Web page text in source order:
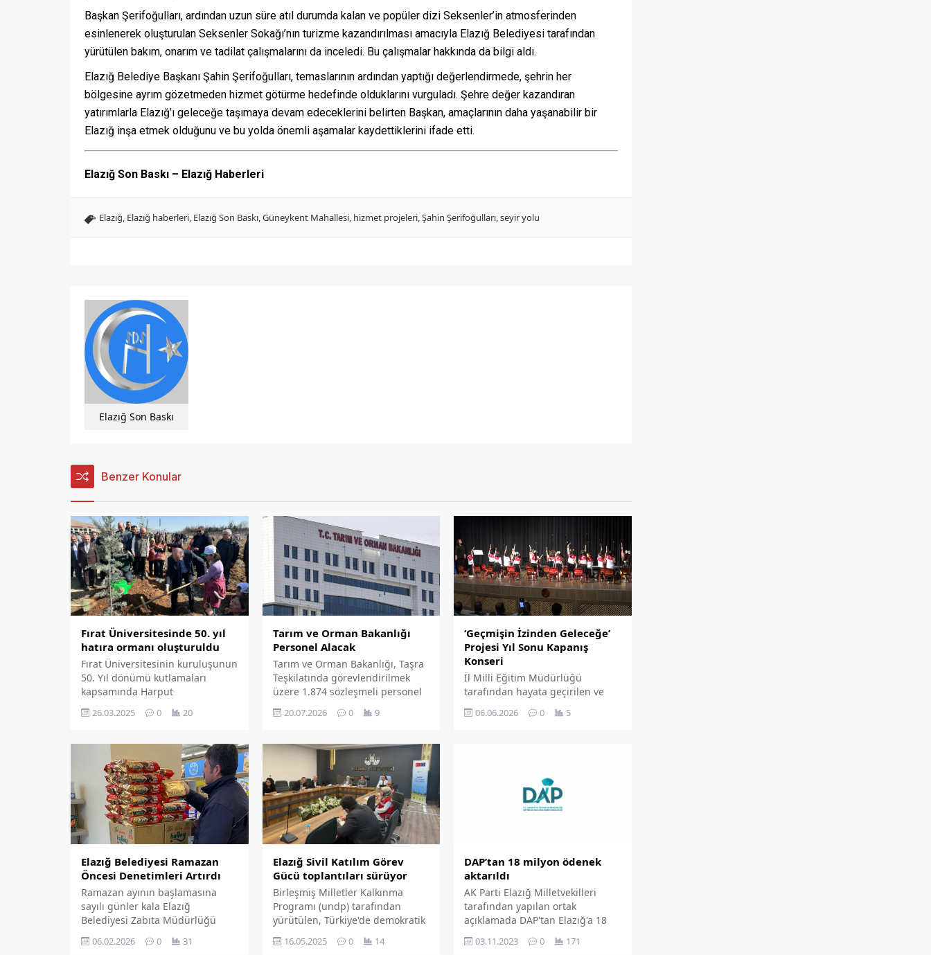
Başkan Şerifoğulları, ardından uzun süre atıl durumda kalan ve popüler dizi Seksenler’in atmosferinden
esinlenerek oluşturulan Seksenler Sokağı’nın turizme kazandırılması amacıyla Elazığ Belediyesi tarafından
yürütülen bakım, onarım ve tadilat çalışmalarını da inceledi. Bu çalışmalar hakkında da bilgi aldı.
Elazığ Belediye Başkanı Şahin Şerifoğulları, temaslarının ardından yaptığı değerlendirmede, şehrin her
bölgesine ayrım gözetmeden hizmet götürme hedefinde olduklarını vurguladı. Şehre değer kazandıran
yatırımlarla Elazığ’ı geleceğe taşımaya devam edeceklerini belirten Başkan, amaçlarının daha yaşanabilir bir
Elazığ inşa etmek olduğunu ve bu yolda önemli aşamalar kaydettiklerini ifade etti.
Elazığ Son Baskı – Elazığ Haberleri
Elazığ, Elazığ haberleri, Elazığ Son Baskı,Güneykent Mahallesi, hizmet projeleri,Şahin Şerifoğulları,seyir yolu
Elazığ Son Baskı
Benzer Konular
Fırat Üniversitesinde 50. yıl
hatıra ormanı oluşturuldu
Fırat Üniversitesinin kuruluşunun
50. Yıl dönümü kutlamaları
kapsamında Harput
Yerkeşkesinde '50. Yıl Hatıra
Ormanı' oluşturularak fidan
26.03.2025 0 20
Tarım ve Orman Bakanlığı
Personel Alacak
Tarım ve Orman Bakanlığı, Taşra
Teşkilatında görevlendirilmek
üzere 1.874 sözleşmeli personel
alımı yapacağını duyurdu. Bakan
İbrahim Yumaklı, personel alım
20.07.2026 0 9
‘Geçmişin İzinden Geleceğe’
Projesi Yıl Sonu Kapanış
Konseri
İl Milli Eğitim Müdürlüğü
tarafından hayata geçirilen ve
'Bir şehrin geleceği, çocuklarının
kökleriyle kurduğu bağda
gün Fırat Üniversitesi Atatürk
Kültür Merkezi ve önünde
düzenlenen programlarla
06.06.2026 0 5
Elazığ Belediyesi Ramazan
Öncesi Denetimleri Artırdı
Ramazan ayının başlamasına
sayılı günler kala Elazığ
Belediyesi Zabıta Müdürlüğü
denetimlerini artırdı.
06.02.2026 0 31
Elazığ Sivil Katılım Görev
Gücü toplantıları sürüyor
Birleşmiş Milletler Kalkınma
Programı (undp) tarafından
yürütülen, Türkiye'de demokratik
yerel yönetişim için sivil katılımın
ve gönüllülüğün
16.05.2025 0 14
DAP’tan 18 milyon ödenek
aktarıldı
AK Parti Elazığ Milletvekilleri
tarafından yapılan ortak
açıklamada DAP'tan Elazığ'a 18
belirtildi.
03.11.2023 0 171